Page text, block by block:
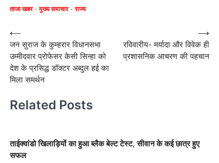
ताजा खबर मुख्य समाचार राज्य
Post
navigation
⟵
जन सुराज के कुम्हरार विधानसभा
उम्मीदवार प्रोफेसर केसी सिन्हा को
देश के प्रसिद्ध डॉक्टर अब्दुल हई का
मिला समर्थन
रविवारीय- मर्यादा और विवेक ही
प्रशासनिक आचरण की पहचान
⟶
Related Posts
ताईक्वांडो खिलाड़ियों का हुआ ब्लैक बेल्ट टेस्ट, सीवान के कई छात्र हुए
सफल